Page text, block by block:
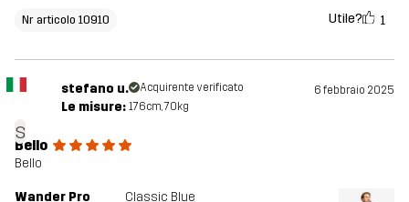
Nr articolo 10910 Utile? 1
s
stefano u. Acquirente verificato 6 febbraio 2025
Le misure: 176cm, 70kg
Bello
Bello
Wander Pro
Classic Blue